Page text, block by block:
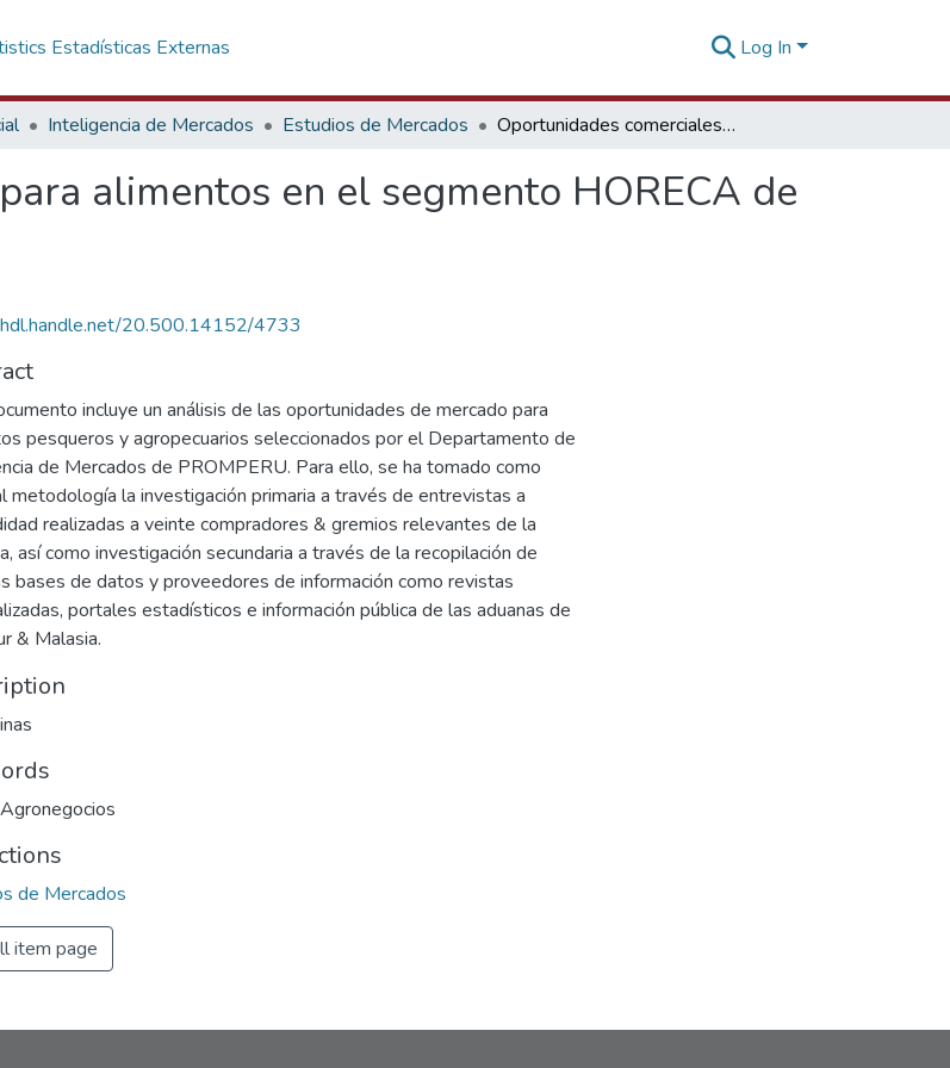
Estadísticas Externas Log In
Inteligencia de Mercados Estudios de Mercados Oportunidades comerciales para alimentos en el segmento HORECA de Singapur y Malasia
alimentos en el segmento HORECA de
20.500.14152/4733
incluye un análisis de las oportunidades de mercado para
pesqueros y agropecuarios seleccionados por el Departamento de
de Mercados de PROMPERU. Para ello, se ha tomado como
metodología la investigación primaria a través de entrevistas a
realizadas a veinte compradores & gremios relevantes de la
así como investigación secundaria a través de la recopilación de
bases de datos y proveedores de información como revistas
portales estadísticos e información pública de las aduanas de
& Malasia.
de Mercados
item page